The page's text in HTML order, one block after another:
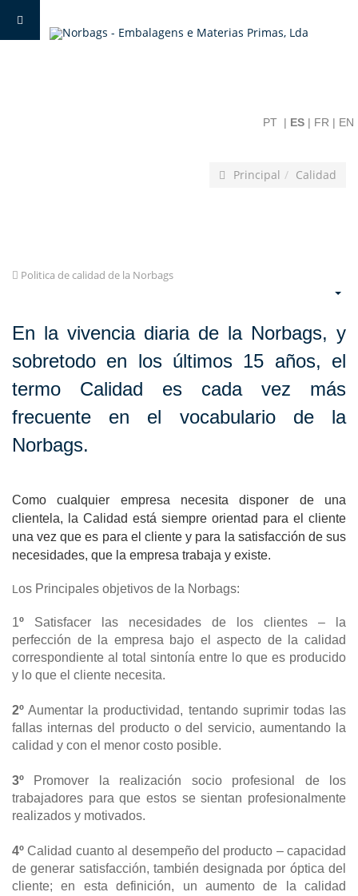
PT | ES | FR | EN
Principal Calidad
Politica de calidad de la Norbags
En la vivencia diaria de la Norbags, y
sobretodo en los últimos 15 años, el
termo Calidad es cada vez más
frecuente en el vocabulario de la
Norbags.
Como cualquier empresa necesita disponer de una
clientela, la Calidad está siempre orientad para el cliente
una vez que es para el cliente y para la satisfacción de sus
necesidades, que la empresa trabaja y existe.
L os Principales objetivos de la Norbags:
1º Satisfacer las necesidades de los clientes – la
perfección de la empresa bajo el aspecto de la calidad
correspondiente al total sintonía entre lo que es producido
y lo que el cliente necesita.
2º Aumentar la productividad, tentando suprimir todas las
fallas internas del producto o del servicio, aumentando la
calidad y con el menor costo posible.
3º Promover la realización socio profesional de los
trabajadores para que estos se sientan profesionalmente
realizados y motivados.
4º Calidad cuanto al desempeño del producto – capacidad
de generar satisfacción, también designada por óptica del
cliente; en esta definición, un aumento de la calidad